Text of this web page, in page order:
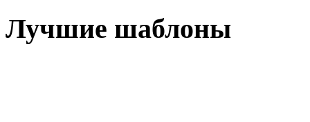
Лучшие шаблоны